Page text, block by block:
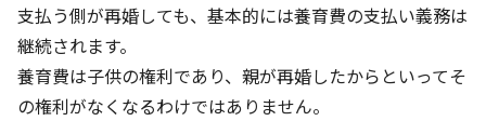
支払う側が再婚しても、基本的には養育費の支払い義務は
継続されます。
養育費は子供の権利であり、親が再婚したからといってそ
の権利がなくなるわけではありません。